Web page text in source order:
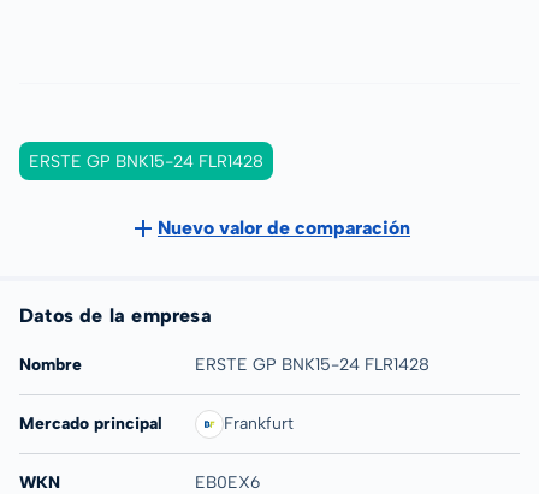
ERSTE GP BNK15-24 FLR1428
Nuevo valor de comparación
Datos de la empresa
Nombre ERSTE GP BNK15-24 FLR1428
Mercado principal Frankfurt
WKN EB0EX6